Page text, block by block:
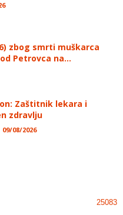
zbog smrti muškarca
Petrovca na...
Zaštitnik lekara i
zdravlju
09/08/2026
25083